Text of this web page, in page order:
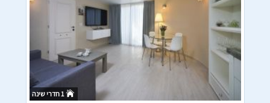
1 חדרי שינה